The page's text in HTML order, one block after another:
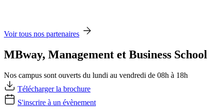
Voir tous nos partenaires
MBway, Management et Business School
Nos campus sont ouverts du lundi au vendredi de 08h à 18h
Télécharger la brochure
S'inscrire à un évènement